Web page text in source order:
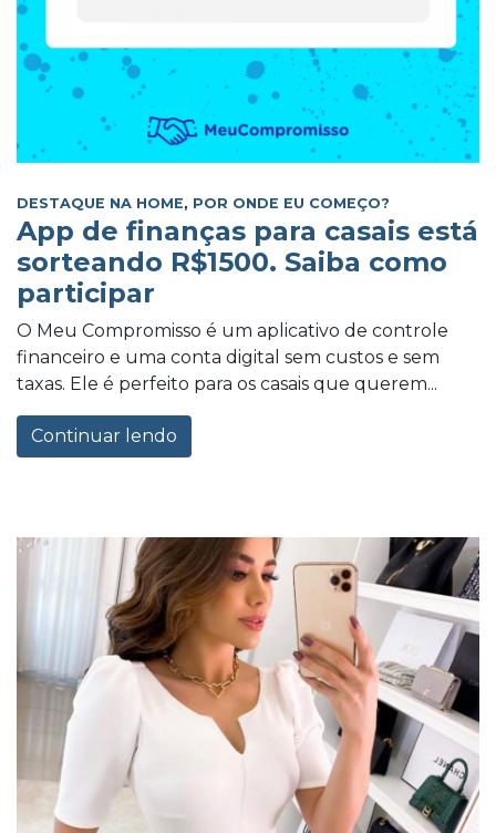
DESTAQUE NA HOME, POR ONDE EU COMEÇO?
App de finanças para casais está
sorteando R$1500. Saiba como
participar
O Meu Compromisso é um aplicativo de controle
financeiro e uma conta digital sem custos e sem
taxas. Ele é perfeito para os casais que querem...
Continuar lendo